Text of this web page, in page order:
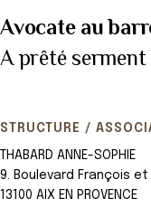
Avocate au
A prêté
STRUCTURE /
THABARD ANNE-SOPHIE
9. Boulevard François et
13100 AIX EN PROVENCE